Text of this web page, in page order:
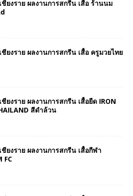
ชียงราย ผลงานการสกรีน เสื้อ ร้านนม
ชียงราย ผลงานการสกรีน เสื้อ ครูมวยไทย
ชียงราย ผลงานการสกรีน เสื้อยืด IRON
สีดำล้วน
ชียงราย ผลงานการสกรีน เสื้อกีฬา
FC